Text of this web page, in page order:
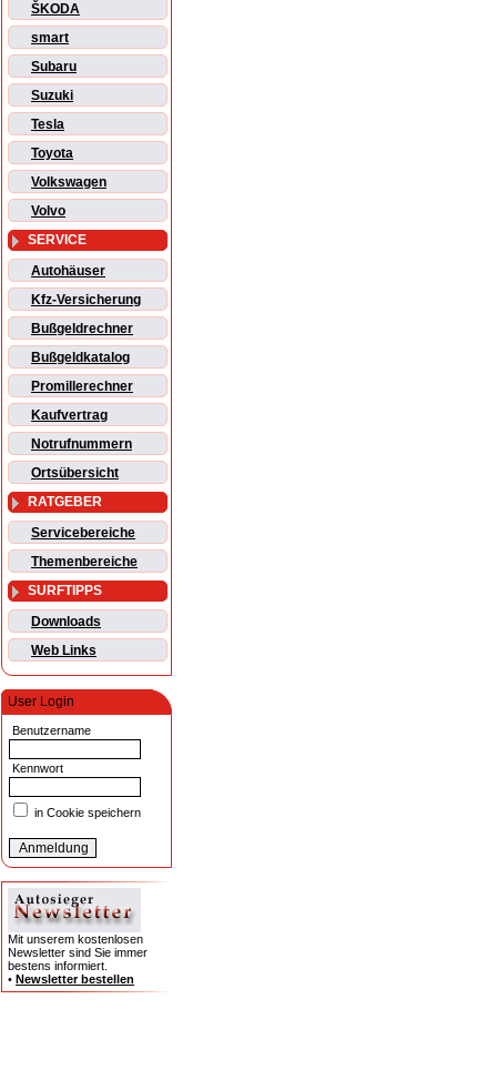
ŠKODA
smart
Subaru
Suzuki
Tesla
Toyota
Volkswagen
Volvo
SERVICE
Autohäuser
Kfz-Versicherung
Bußgeldrechner
Bußgeldkatalog
Promillerechner
Kaufvertrag
Notrufnummern
Ortsübersicht
RATGEBER
Servicebereiche
Themenbereiche
SURFTIPPS
Downloads
Web Links
User Login
Benutzername
Kennwort
in Cookie speichern
Mit unserem kostenlosen
Newsletter sind Sie immer
bestens informiert.
• Newsletter bestellen